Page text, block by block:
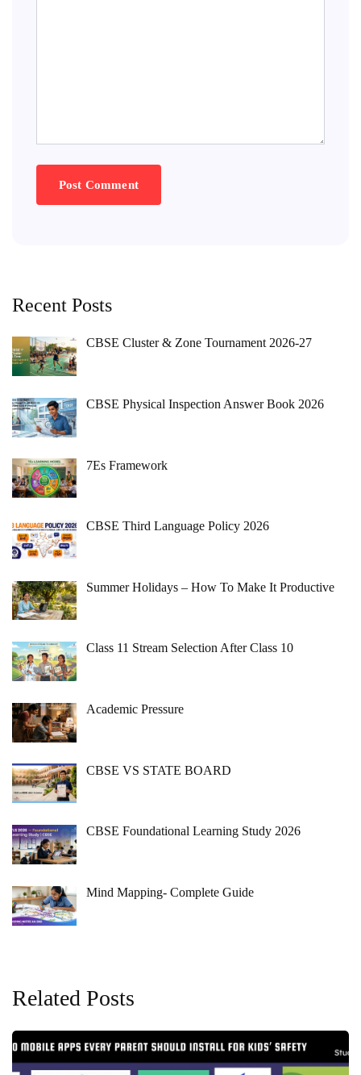
Recent Posts
CBSE Cluster & Zone Tournament 2026-27
CBSE Physical Inspection Answer Book 2026
7Es Framework
CBSE Third Language Policy 2026
Summer Holidays – How To Make It Productive
Class 11 Stream Selection After Class 10
Academic Pressure
CBSE VS STATE BOARD
CBSE Foundational Learning Study 2026
Mind Mapping- Complete Guide
Related Posts